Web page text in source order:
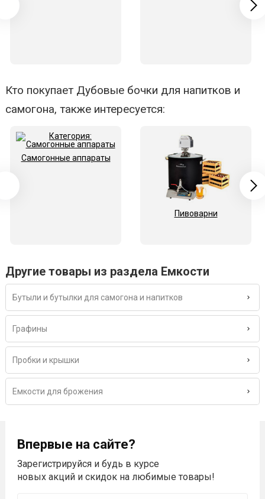
Кто покупает Дубовые бочки для напитков и
самогона, также интересуется:
Самогонные аппараты
Пивоварни
Другие товары из раздела Емкости
Бутыли и бутылки для самогона и напитков
Графины
Пробки и крышки
Емкости для брожения
Впервые на сайте?
Зарегистрируйся и будь в курсе
новых акций и скидок на любимые товары!